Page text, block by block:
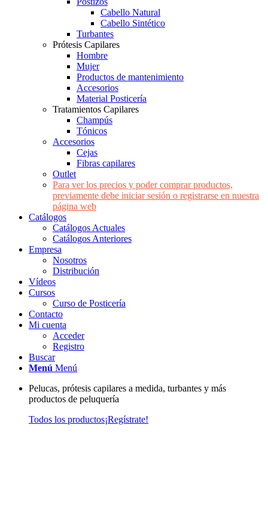
Cabello Natural
Cabello Sintético
Turbantes
Prótesis Capilares
Hombre
Mujer
Productos de mantenimiento
Accesorios
Material Posticería
Tratamientos Capilares
Champús
Tónicos
Accesorios
Cejas
Fibras capilares
Outlet
Para ver los precios y poder comprar productos,
previamente debe iniciar sesión o registrarse en nuestra
página web
Catálogos
Catálogos Actuales
Catálogos Anteriores
Empresa
Nosotros
Distribución
Vídeos
Cursos
Curso de Posticería
Contacto
Mi cuenta
Acceder
Registro
Buscar
Menú Menú
Pelucas, prótesis capilares a medida, turbantes y más
productos de peluquería
Todos los productos¡Regístrate!